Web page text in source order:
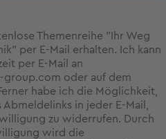
Themenreihe "Ihr Weg
per E-Mail erhalten. Ich kann
per E-Mail an
group.com oder auf dem
habe ich die Möglichkeit,
in jeder E-Mail,
zu widerrufen. Durch
wird die